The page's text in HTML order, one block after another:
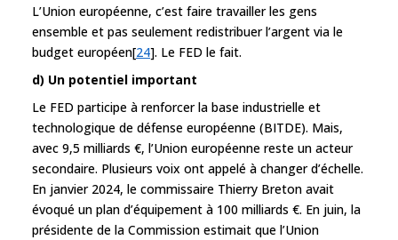
L’Union européenne, c’est faire travailler les gens
ensemble et pas seulement redistribuer l’argent via le
budget européen[24]. Le FED le fait.
d) Un potentiel important
Le FED participe à renforcer la base industrielle et
technologique de défense européenne (BITDE). Mais,
avec 9,5 milliards €, l’Union européenne reste un acteur
secondaire. Plusieurs voix ont appelé à changer d’échelle.
En janvier 2024, le commissaire Thierry Breton avait
évoqué un plan d’équipement à 100 milliards €. En juin, la
présidente de la Commission estimait que l’Union